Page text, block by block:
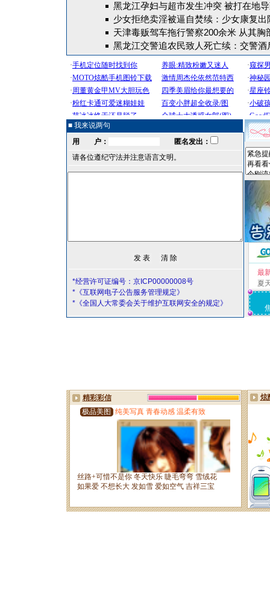
黑龙江孕妇与超市发生冲突 被打在地
少女拒绝卖淫被逼自焚续：少女康复出
天津毒贩驾车拖行警察200余米 从其胸
黑龙江交警追农民致人死亡续：交警酒
■ 我来说两句
用 户：
匿名发出：
请各位遵纪守法并注意语言文明。
*经营许可证编号：京ICP00000008号
*《互联网电子公告服务管理规定》
*《全国人大常委会关于维护互联网安全的规定》
最
夏